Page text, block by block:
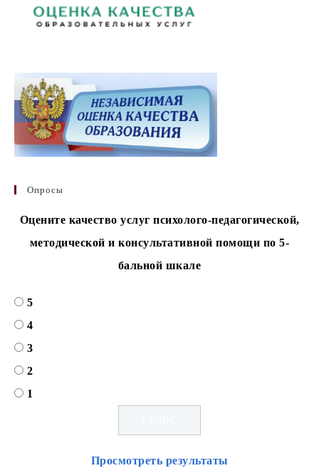
Опросы
Оцените качество услуг психолого-педагогической,
методической и консультативной помощи по 5-
бальной шкале
5
4
3
2
1
Просмотреть результаты